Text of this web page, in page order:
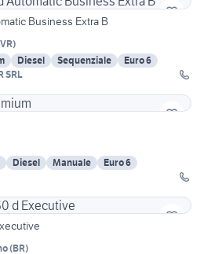
Business Extra B
VR)
Diesel Sequenziale
Euro 6
SRL
Diesel Manuale
Euro 6
(BR)